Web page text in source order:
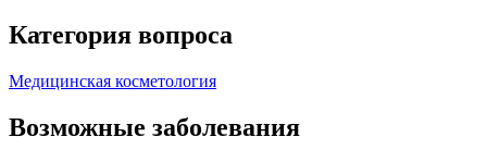
Категория вопроса
Медицинская косметология
Возможные заболевания